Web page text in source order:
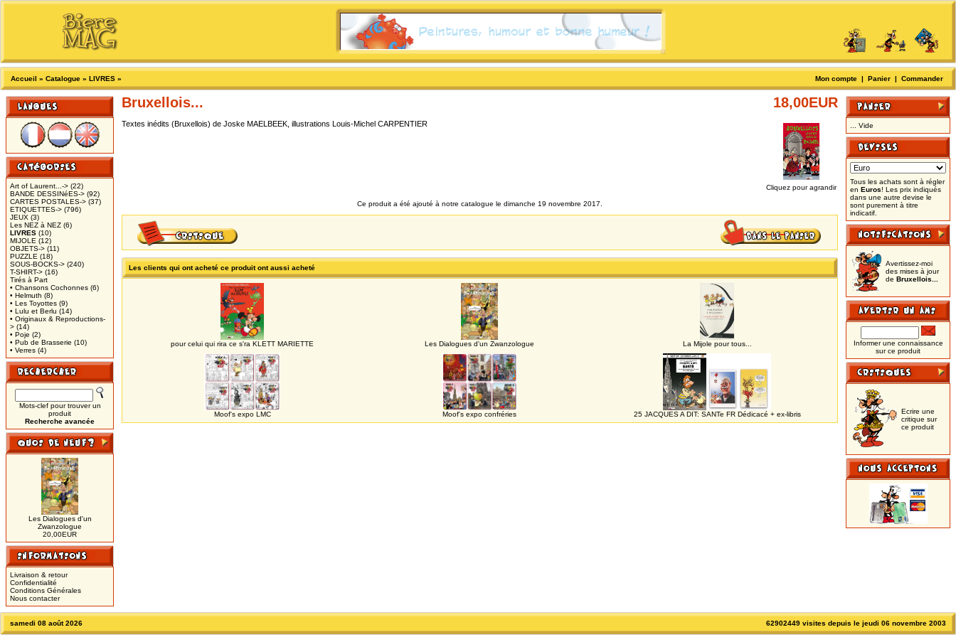
Accueil » Catalogue » LIVRES » Mon compte | Panier | Commander
Art of Laurent...-> (22)
BANDE DESSINéES-> (92)
CARTES POSTALES-> (37)
ETIQUETTES-> (796)
JEUX (3)
Les NEZ à NEZ (6)
LIVRES (10)
MIJOLE (12)
OBJETS-> (11)
PUZZLE (18)
SOUS-BOCKS-> (240)
T-SHIRT-> (16)
Tirés à Part
• Chansons Cochonnes (6)
• Helmuth (8)
• Les Toyottes (9)
• Lulu et Berlu (14)
• Originaux & Reproductions-
> (14)
• Poje (2)
• Pub de Brasserie (10)
• Verres (4)
Mots-clef pour trouver un
produit
Recherche avancée
Les Dialogues d'un
Zwanzologue
20,00EUR
Livraison & retour
Confidentialité
Conditions Générales
Nous contacter
Bruxellois... 18,00EUR
Cliquez pour agrandir
Textes inédits (Bruxellois) de Joske MAELBEEK, illustrations Louis-Michel CARPENTIER
Ce produit a été ajouté à notre catalogue le dimanche 19 novembre 2017.
Les clients qui ont acheté ce produit ont aussi acheté
pour celui qui rira ce s'ra KLETT MARIETTE Les Dialogues d'un Zwanzologue La Mijole pour tous...
Moof's expo LMC Moof's expo confréries 25 JACQUES A DIT: SANTe FR Dédicacé + ex-libris
... Vide
Tous les achats sont à régler
en Euros! Les prix indiqués
dans une autre devise le
sont purement à titre
indicatif.
Avertissez-moi
des mises à jour
de Bruxellois...
Informer une connaissance
sur ce produit
Ecrire une
critique sur
ce produit
samedi 08 août 2026 62902449 visites depuis le jeudi 06 novembre 2003